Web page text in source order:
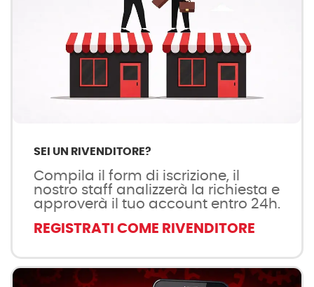
SEI UN RIVENDITORE?
Compila il form di iscrizione, il
nostro staff analizzerà la richiesta e
approverà il tuo account entro 24h.
REGISTRATI COME RIVENDITORE